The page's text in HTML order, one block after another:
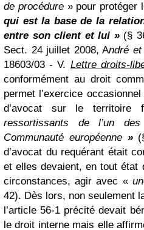
de procédure » pour protéger
qui est la base de la
entre son client et lui »(§
Sect. 24 juillet 2008, André
18603/03 - V. Lettre droits-
conformément au droit
permet l’exercice
d’avocat sur le
ressortissants de l’un
Communauté européenne»
d’avocat du requérant était
et elles devaient, en tout état
circonstances, agir avec «
42). Dès lors, non seulement
l’article 56-1 précité devait
le droit interne mais elle